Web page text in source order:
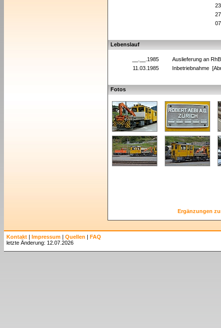
Lebenslauf
__.__.1985
Auslieferung an
11.03.1985
Inbetriebnahme
Fotos
Ergänzungen
Kontakt | Impressum | Quellen | FAQ
letzte Änderung: 12.07.2026